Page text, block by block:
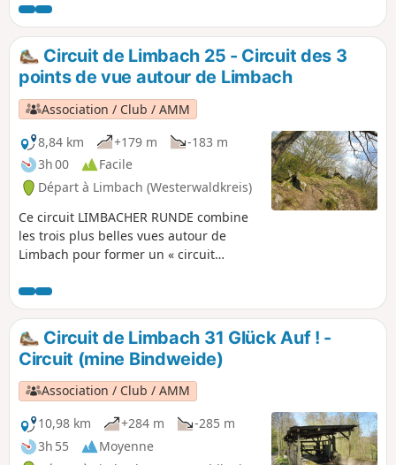
vallée de la Große Nitser vers Hachenburg à travers la
(petite) gorge du Holzbach. Le retour descend vers le
moulin de Nistermühle, en passant par la Große et la Kleine
Nister. De là, le sentier longe l'étang idyllique du village et
ramène à Limbach.
Circuit de Limbach 25 - Circuit des 3
points de vue autour de Limbach
Association / Club / AMM
8,84 km
+179 m
-183 m
3h 00
Facile
Départ à Limbach (Westerwaldkreis)
Ce circuit LIMBACHER RUNDE combine
les trois plus belles vues autour de
Limbach pour former un « circuit
montagne locale » de Limbach, le
Kappanöll, dans la vallée de la Große
Nister, on passe devant l'installation
Kneipp de Limbach et on suit le sentier
naturel Heunigshöhlenpfad jusqu'au
Hartenberg. En sortant de la région du
Hartenberg, on arrive au dernier point
de vue du circuit, qui est aussi le plus
impressionnant d'un point de vue
géologique, avec la formation rocheuse
Circuit de Limbach 31 Glück Auf ! -
Circuit (mine Bindweide)
Association / Club / AMM
10,98 km
+284 m
-285 m
3h 55
Moyenne